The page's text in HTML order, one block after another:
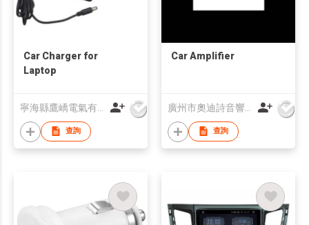
Car Charger for
Laptop
查詢
Car Amplifier
查詢